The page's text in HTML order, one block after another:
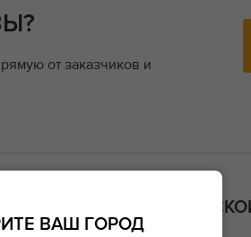
от заказчиков и
ГРУЗЫ ИЗ
ВАШ ГОРОД